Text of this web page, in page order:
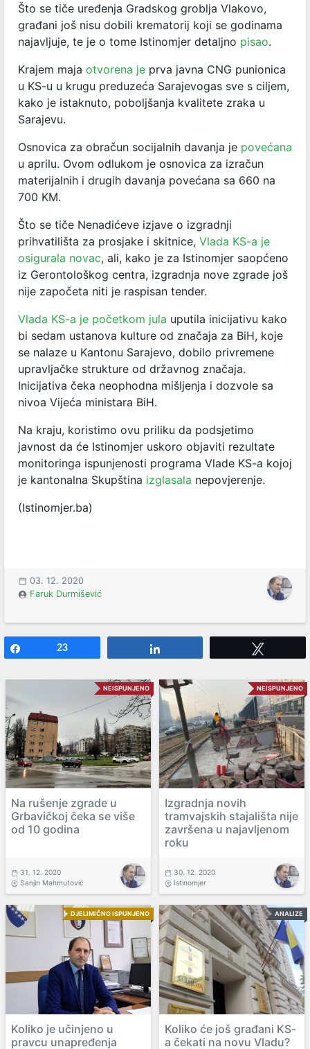
Što se tiče uređenja Gradskog groblja Vlakovo,
građani još nisu dobili krematorij koji se godinama
najavljuje, te je o tome Istinomjer detaljno pisao.
Krajem maja otvorena je prva javna CNG punionica
u KS-u u krugu preduzeća Sarajevogas sve s ciljem,
kako je istaknuto, poboljšanja kvalitete zraka u
Sarajevu.
Osnovica za obračun socijalnih davanja je povećana
u aprilu. Ovom odlukom je osnovica za izračun
materijalnih i drugih davanja povećana sa 660 na
700 KM.
Što se tiče Nenadićeve izjave o izgradnji
prihvatilišta za prosjake i skitnice, Vlada KS-a je
osigurala novac, ali, kako je za Istinomjer saopćeno
iz Gerontološkog centra, izgradnja nove zgrade još
nije započeta niti je raspisan tender.
Vlada KS-a je početkom jula uputila inicijativu kako
bi sedam ustanova kulture od značaja za BiH, koje
se nalaze u Kantonu Sarajevo, dobilo privremene
upravljačke strukture od državnog značaja.
Inicijativa čeka neophodna mišljenja i dozvole sa
nivoa Vijeća ministara BiH.
Na kraju, koristimo ovu priliku da podsjetimo
javnost da će Istinomjer uskoro objaviti rezultate
monitoringa ispunjenosti programa Vlade KS-a kojoj
je kantonalna Skupština izglasala nepovjerenje.
(Istinomjer.ba)
03. 12. 2020
Faruk Durmišević
23
NEISPUNJENO
Na rušenje zgrade u
Grbavičkoj čeka se više
od 10 godina
31. 12. 2020
Sanjin Mahmutović
NEISPUNJENO
Izgradnja novih
tramvajskih stajališta nije
završena u najavljenom
roku
30. 12. 2020
Istinomjer
DJELIMIČNO ISPUNJENO
Koliko je učinjeno u
pravcu unapređenja
ANALIZE
Koliko će još građani KS-
a čekati na novu Vladu?